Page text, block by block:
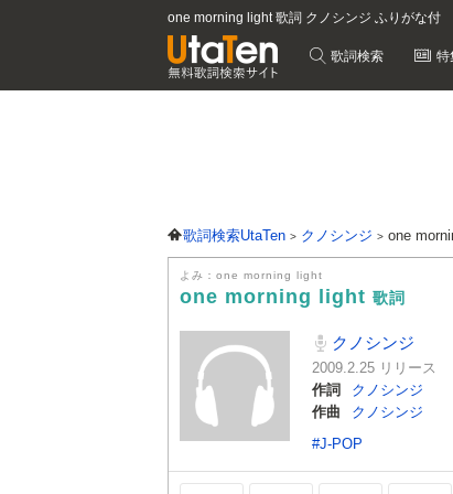
one morning light 歌詞 クノシンジ ふりがな付
歌詞検索 特
歌詞検索UtaTen クノシンジ one
よみ：one morning light
one morning light 歌詞
クノシンジ
2009.2.25 リリース
作詞
クノシンジ
作曲
クノシンジ
#J-POP